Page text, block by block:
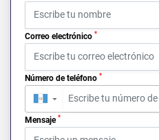
Correo electrónico *
Número de teléfono *
▼
Mensaje *